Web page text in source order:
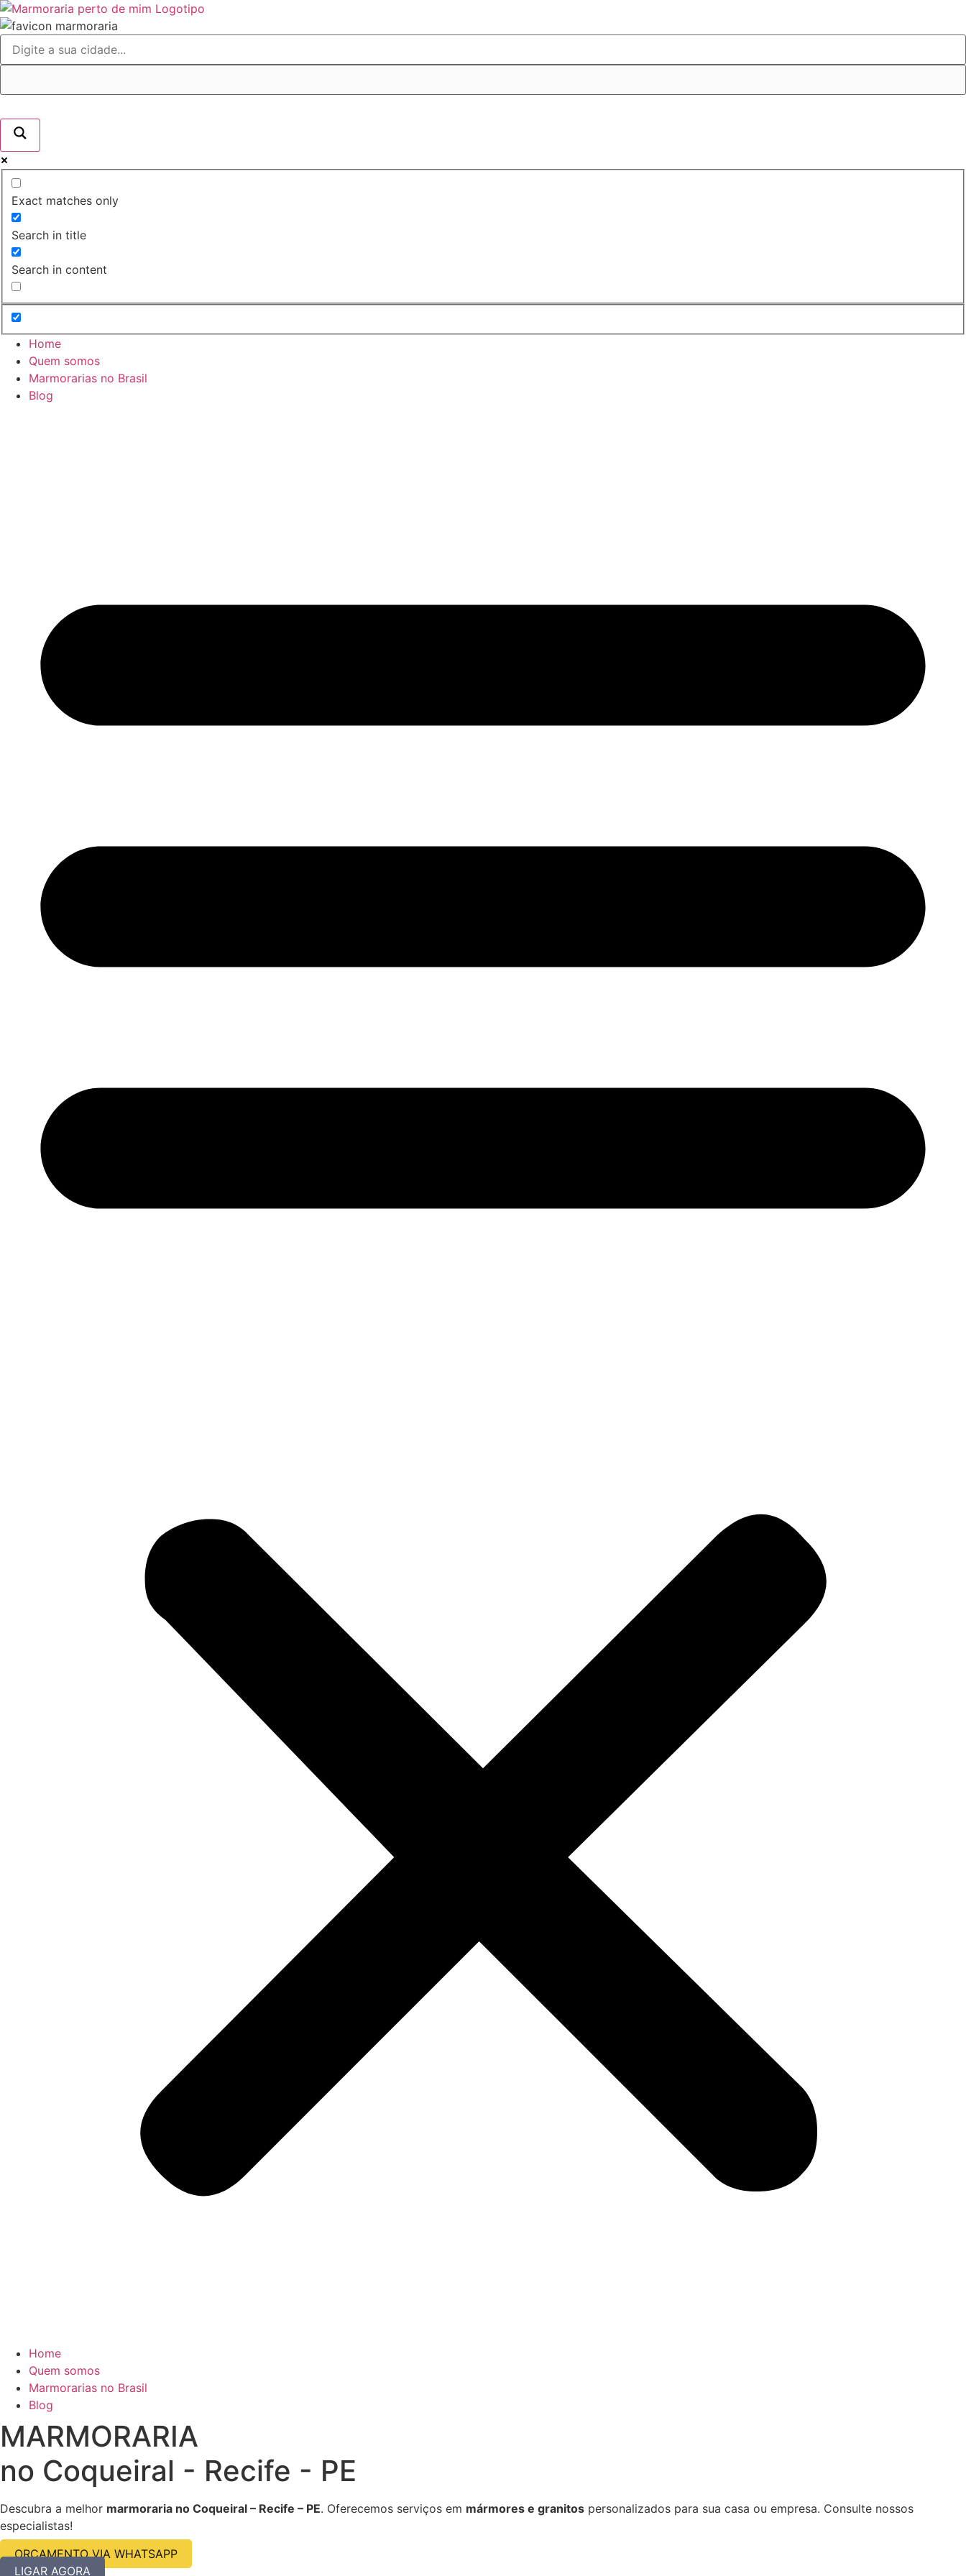
Ir
para
conteúdo
Exact matches only
Search in title
Search in content
Home
Quem somos
Marmorarias no Brasil
Blog
Home
Quem somos
Marmorarias no Brasil
Blog
MARMORARIA
no Coqueiral - Recife - PE
Descubra a melhor marmoraria no Coqueiral – Recife – PE. Oferecemos serviços em mármores e granitos personalizados para sua casa ou empresa. Consulte nossos
especialistas!
ORÇAMENTO VIA WHATSAPP
LIGAR AGORA